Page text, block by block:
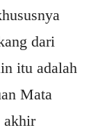
dari
itu adalah
Mata
akhir